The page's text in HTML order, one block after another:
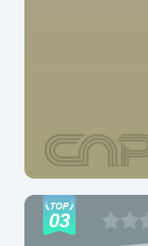
03